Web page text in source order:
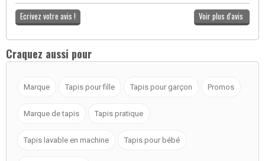
Ecrivez votre avis ! Voir plus d'avis
Craquez aussi pour
Marque Tapis pour fille Tapis pour garçon Promos
Marque de tapis Tapis pratique
Tapis lavable en machine Tapis pour bébé